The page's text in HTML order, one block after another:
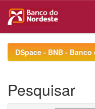
navigationDSpace - BNB -
Pesquisar